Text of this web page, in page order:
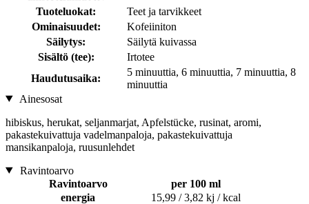
Tuoteluokat:
Teet ja tarvikkeet
Ominaisuudet:
Kofeiiniton
Säilytys:
Säilytä kuivassa
Sisältö (tee):
Irtotee
Haudutusaika:
5 minuuttia, 6 minuuttia, 7 minuuttia, 8
minuuttia
Ainesosat
hibiskus, herukat, seljanmarjat, Apfelstücke, rusinat, aromi,
pakastekuivattuja vadelmanpaloja, pakastekuivattuja
mansikanpaloja, ruusunlehdet
Ravintoarvo
Ravintoarvo
per 100 ml
energia
15,99 / 3,82 kj / kcal